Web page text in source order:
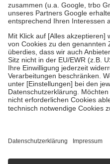
Verordnung.
Um das Engagement der
stärken und die besondere
fallenkeine Zuzahlungenan bei:
• Kindern und Jugendlichen bis
mit Ausnahme der Fahrkosten
• Untersuchungen zur Vorsorge
GKV getragen werden
• empfohlenen Schutzimpfungen
• Harn- und Blutteststreifen
getroffen, um sicherzustellen,
https://help.etrusted.com/hc/